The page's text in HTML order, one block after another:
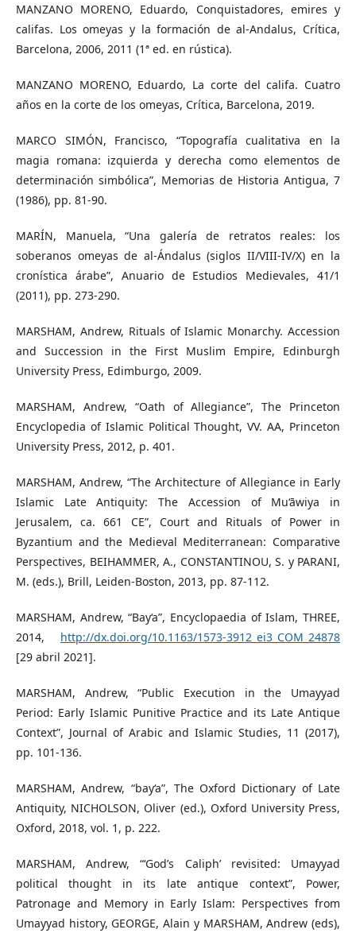
MANZANO MORENO, Eduardo, Conquistadores, emires y
califas. Los omeyas y la formación de al-Andalus, Crítica,
Barcelona, 2006, 2011 (1ª ed. en rústica).
MANZANO MORENO, Eduardo, La corte del califa. Cuatro
años en la corte de los omeyas, Crítica, Barcelona, 2019.
MARCO SIMÓN, Francisco, “Topografía cualitativa en la
magia romana: izquierda y derecha como elementos de
determinación simbólica”, Memorias de Historia Antigua, 7
(1986), pp. 81-90.
MARÍN, Manuela, “Una galería de retratos reales: los
soberanos omeyas de al-Ándalus (siglos II/VIII-IV/X) en la
cronística árabe”, Anuario de Estudios Medievales, 41/1
(2011), pp. 273-290.
MARSHAM, Andrew, Rituals of Islamic Monarchy. Accession
and Succession in the First Muslim Empire, Edinburgh
University Press, Edimburgo, 2009.
MARSHAM, Andrew, “Oath of Allegiance”, The Princeton
Encyclopedia of Islamic Political Thought, VV. AA, Princeton
University Press, 2012, p. 401.
MARSHAM, Andrew, “The Architecture of Allegiance in Early
Islamic Late Antiquity: The Accession of Mu‘āwiya in
Jerusalem, ca. 661 CE”, Court and Rituals of Power in
Byzantium and the Medieval Mediterranean: Comparative
Perspectives, BEIHAMMER, A., CONSTANTINOU, S. y PARANI,
M. (eds.), Brill, Leiden-Boston, 2013, pp. 87-112.
MARSHAM, Andrew, “Bay‘a”, Encyclopaedia of Islam, THREE,
2014, http://dx.doi.org/10.1163/1573-3912_ei3_COM_24878
[29 abril 2021].
MARSHAM, Andrew, “Public Execution in the Umayyad
Period: Early Islamic Punitive Practice and its Late Antique
Context”, Journal of Arabic and Islamic Studies, 11 (2017),
pp. 101-136.
MARSHAM, Andrew, “bay‘a”, The Oxford Dictionary of Late
Antiquity, NICHOLSON, Oliver (ed.), Oxford University Press,
Oxford, 2018, vol. 1, p. 222.
MARSHAM, Andrew, “‘God’s Caliph’ revisited: Umayyad
political thought in its late antique context”, Power,
Patronage and Memory in Early Islam: Perspectives from
Umayyad history, GEORGE, Alain y MARSHAM, Andrew (eds),